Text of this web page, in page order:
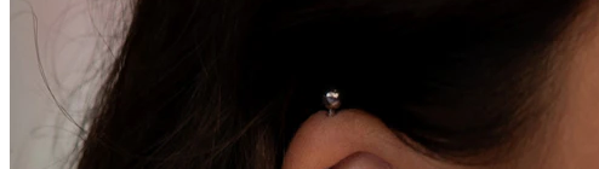
Industriell